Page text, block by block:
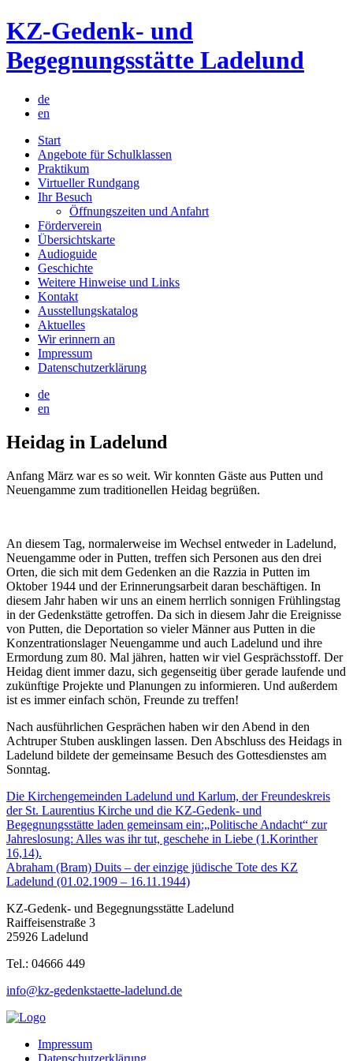
Skip
to
content
KZ-Gedenk- und
Begegnungsstätte Ladelund
de
en
Start
Angebote für Schulklassen
Praktikum
Virtueller Rundgang
Ihr Besuch
Öffnungszeiten und Anfahrt
Förderverein
Übersichtskarte
Audioguide
Geschichte
Weitere Hinweise und Links
Kontakt
Ausstellungskatalog
Aktuelles
Wir erinnern an
Impressum
Datenschutzerklärung
de
en
Heidag in Ladelund
Anfang März war es so weit. Wir konnten Gäste aus Putten und
Neuengamme zum traditionellen Heidag begrüßen.
An diesem Tag, normalerweise im Wechsel entweder in Ladelund,
Neuengamme oder in Putten, treffen sich Personen aus den drei
Orten, die sich mit dem Gedenken an die Razzia in Putten im
Oktober 1944 und der Erinnerungsarbeit daran beschäftigen. In
diesem Jahr haben wir uns an einem herrlich sonnigen Frühlingstag
in der Gedenkstätte getroffen. Da sich in diesem Jahr die Ereignisse
von Putten, die Deportation so vieler Männer aus Putten in die
Konzentrationslager Neuengamme und auch Ladelund und ihre
Ermordung zum 80. Mal jähren, hatten wir viel Gesprächsstoff. Der
Heidag dient immer dazu, sich gegenseitig über gerade laufende und
zukünftige Projekte und Planungen zu informieren. Und außerdem
ist es immer einfach schön, Freunde zu treffen!
Nach ausführlichen Gesprächen haben wir den Abend in den
Achtruper Stuben ausklingen lassen. Den Abschluss des Heidags in
Ladelund bildete der gemeinsame Besuch des Gottesdienstes am
Sonntag.
Beitragsnavigation
Die Kirchengemeinden Ladelund und Karlum, der Freundeskreis
der St. Laurentius Kirche und die KZ-Gedenk- und
Begegnungsstätte laden gemeinsam ein:„Politische Andacht“ zur
Jahreslosung: Alles was ihr tut, geschehe in Liebe (1.Korinther
16,14).
Abraham (Bram) Duits – der einzige jüdische Tote des KZ
Ladelund (01.02.1909 – 16.11.1944)
KZ-Gedenk- und Begegnungsstätte Ladelund
Raiffeisenstraße 3
25926 Ladelund
Tel.: 04666 449
info@kz-gedenkstaette-ladelund.de
Impressum
Datenschutzerklärung